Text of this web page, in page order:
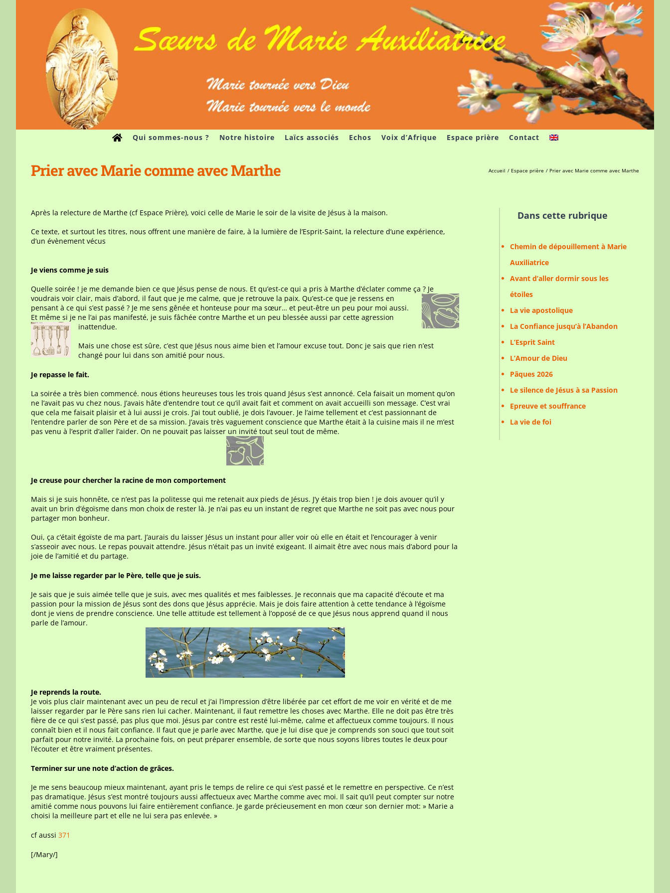
Qui sommes-nous ? Notre histoire Laïcs associés Echos Voix d’Afrique Espace prière Contact
Prier avec Marie comme avec Marthe Accueil Espace prière Prier avec Marie comme avec Marthe
Après la relecture de Marthe (cf Espace Prière), voici celle de Marie le soir de la visite de Jésus à la maison.
Ce texte, et surtout les titres, nous offrent une manière de faire, à la lumière de l’Esprit-Saint, la relecture d’une expérience,
d’un évènement vécus
Je viens comme je suis
Quelle soirée ! je me demande bien ce que Jésus pense de nous. Et qu’est-ce qui a pris à Marthe d’éclater comme ça ? Je
voudrais voir clair, mais d’abord, il faut que je me calme, que je retrouve la paix. Qu’est-ce que je ressens en
pensant à ce qui s’est passé ? Je me sens gênée et honteuse pour ma sœur… et peut-être un peu pour moi aussi.
Et même si je ne l’ai pas manifesté, je suis fâchée contre Marthe et un peu blessée aussi par cette agression
inattendue.
Mais une chose est sûre, c’est que Jésus nous aime bien et l’amour excuse tout. Donc je sais que rien n’est
changé pour lui dans son amitié pour nous.
Je repasse le fait.
La soirée a très bien commencé. nous étions heureuses tous les trois quand Jésus s’est annoncé. Cela faisait un moment qu’on
ne l’avait pas vu chez nous. J’avais hâte d’entendre tout ce qu’il avait fait et comment on avait accueilli son message. C’est vrai
que cela me faisait plaisir et à lui aussi je crois. J’ai tout oublié, je dois l’avouer. Je l’aime tellement et c’est passionnant de
l’entendre parler de son Père et de sa mission. J’avais très vaguement conscience que Marthe était à la cuisine mais il ne m’est
pas venu à l’esprit d’aller l’aider. On ne pouvait pas laisser un invité tout seul tout de même.
Je creuse pour chercher la racine de mon comportement
Mais si je suis honnête, ce n’est pas la politesse qui me retenait aux pieds de Jésus. J’y étais trop bien ! je dois avouer qu’il y
avait un brin d’égoïsme dans mon choix de rester là. Je n’ai pas eu un instant de regret que Marthe ne soit pas avec nous pour
partager mon bonheur.
Oui, ça c’était égoïste de ma part. J’aurais du laisser Jésus un instant pour aller voir où elle en était et l’encourager à venir
s’asseoir avec nous. Le repas pouvait attendre. Jésus n’était pas un invité exigeant. Il aimait être avec nous mais d’abord pour la
joie de l’amitié et du partage.
Je me laisse regarder par le Père, telle que je suis.
Je sais que je suis aimée telle que je suis, avec mes qualités et mes faiblesses. Je reconnais que ma capacité d’écoute et ma
passion pour la mission de Jésus sont des dons que Jésus apprécie. Mais je dois faire attention à cette tendance à l’égoïsme
dont je viens de prendre conscience. Une telle attitude est tellement à l’opposé de ce que Jésus nous apprend quand il nous
parle de l’amour.
Je reprends la route.
Je vois plus clair maintenant avec un peu de recul et j’ai l’impression d’être libérée par cet effort de me voir en vérité et de me
laisser regarder par le Père sans rien lui cacher. Maintenant, il faut remettre les choses avec Marthe. Elle ne doit pas être très
fière de ce qui s’est passé, pas plus que moi. Jésus par contre est resté lui-même, calme et affectueux comme toujours. Il nous
connaît bien et il nous fait confiance. Il faut que je parle avec Marthe, que je lui dise que je comprends son souci que tout soit
parfait pour notre invité. La prochaine fois, on peut préparer ensemble, de sorte que nous soyons libres toutes le deux pour
l’écouter et être vraiment présentes.
Terminer sur une note d’action de grâces.
Je me sens beaucoup mieux maintenant, ayant pris le temps de relire ce qui s’est passé et le remettre en perspective. Ce n’est
pas dramatique. Jésus s’est montré toujours aussi affectueux avec Marthe comme avec moi. Il sait qu’il peut compter sur notre
amitié comme nous pouvons lui faire entièrement confiance. Je garde précieusement en mon cœur son dernier mot: » Marie a
choisi la meilleure part et elle ne lui sera pas enlevée. »
cf aussi 371
[/Mary/]
Dans cette rubrique
Chemin de dépouillement à Marie
Auxiliatrice
Avant d’aller dormir sous les
étoiles
La vie apostolique
La Confiance jusqu’à l’Abandon
L’Esprit Saint
L’Amour de Dieu
Pâques 2026
Le silence de Jésus à sa Passion
Epreuve et souffrance
La vie de foi